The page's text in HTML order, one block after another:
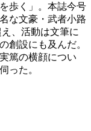
歩く」。本誌今号
な文豪・武者小路
、活動は文筆に
創設にも及んだ。
篤の横顔につい
った。